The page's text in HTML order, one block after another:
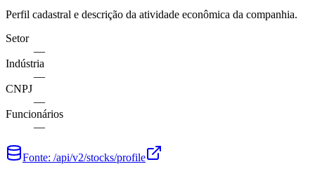
Perfil cadastral e descrição da atividade econômica da companhia.
Setor
—
Indústria
—
CNPJ
—
Funcionários
—
Fonte: /api/v2/stocks/profile